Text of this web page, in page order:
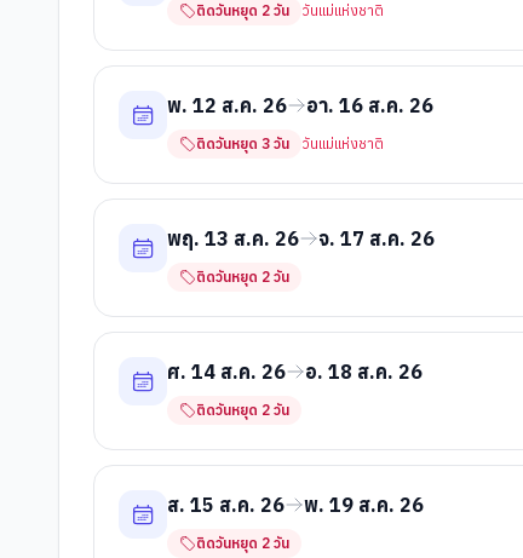
ติดวันหยุด 2 วัน วันแม่แห่งชาติ
พ. 12 ส.ค. 26 อา. 16 ส.ค. 26
ติดวันหยุด 3 วัน วันแม่แห่งชาติ
พฤ. 13 ส.ค. 26 จ. 17 ส.ค. 26
ติดวันหยุด 2 วัน
ศ. 14 ส.ค. 26 อ. 18 ส.ค. 26
ติดวันหยุด 2 วัน
ส. 15 ส.ค. 26 พ. 19 ส.ค. 26
ติดวันหยุด 2 วัน